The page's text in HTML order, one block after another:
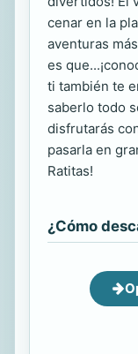
cenar en la
aventuras
es
ti también te
saberlo todo
disfrutarás
pasarla en
Ratitas!
¿Cómo